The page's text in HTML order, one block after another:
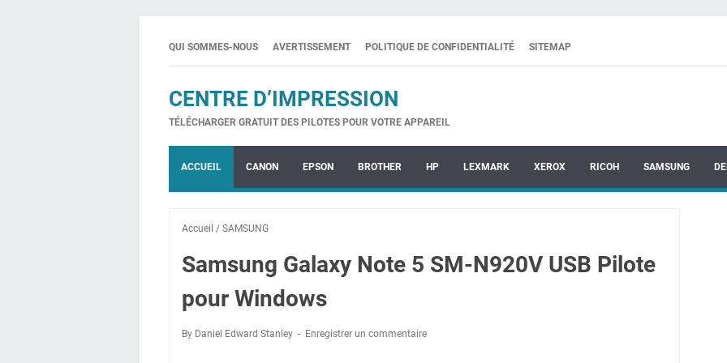
QUI SOMMES-NOUS AVERTISSEMENT POLITIQUE DE CONFIDENTIALITÉ SITEMAP
CENTRE D’IMPRESSION
TÉLÉCHARGER GRATUIT DES PILOTES POUR VOTRE APPAREIL
ACCUEIL CANON EPSON BROTHER HP LEXMARK XEROX RICOH SAMSUNG
Accueil / SAMSUNG
Samsung Galaxy Note 5 SM-N920V USB Pilote
pour Windows
By Daniel Edward Stanley Enregistrer un commentaire